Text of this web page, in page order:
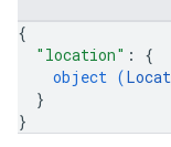
{
"location" : {
object (
}
}